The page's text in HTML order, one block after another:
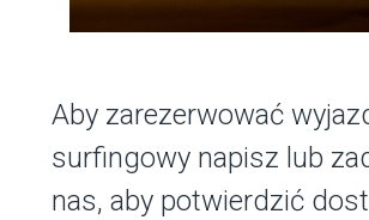
Aby zarezerwować
surfingowy napisz lub
nas, aby potwierdzić